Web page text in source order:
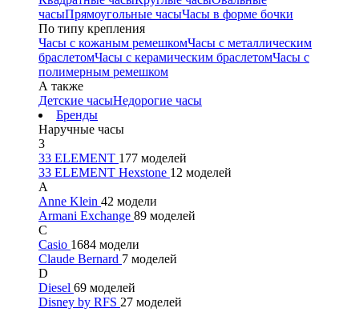
часыПрямоугольные часыЧасы в форме бочки
По типу крепления
Часы с кожаным ремешкомЧасы с металлическим
браслетомЧасы с керамическим браслетомЧасы с
полимерным ремешком
А также
Детские часыНедорогие часы
Бренды
Наручные часы
3
33 ELEMENT 177 моделей
33 ELEMENT Hexstone 12 моделей
A
Anne Klein 42 модели
Armani Exchange 89 моделей
C
Casio 1684 модели
Claude Bernard 7 моделей
D
Diesel 69 моделей
Disney by RFS 27 моделей